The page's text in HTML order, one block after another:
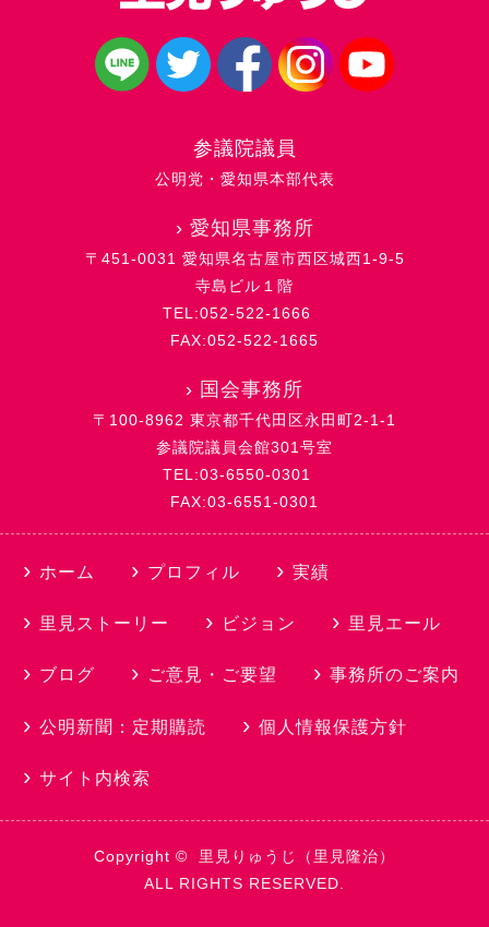
参議院議員
公明党・愛知県本部代表
› 愛知県事務所
〒451-0031 愛知県名古屋市西区城西1-9-5
寺島ビル１階
TEL:052-522-1666
FAX:052-522-1665
› 国会事務所
〒100-8962 東京都千代田区永田町2-1-1
参議院議員会館301号室
TEL:03-6550-0301
FAX:03-6551-0301
ホーム プロフィル 実績
里見ストーリー ビジョン 里見エール
ブログ ご意見・ご要望 事務所のご案内
公明新聞：定期購読 個人情報保護方針
サイト内検索
Copyright © 里見りゅうじ（里見隆治）
ALL RIGHTS RESERVED.